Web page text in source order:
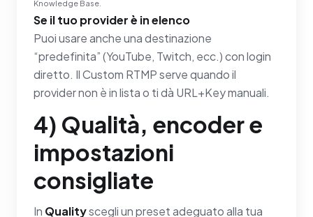
Knowledge Base.
Se il tuo provider è in elenco
Puoi usare anche una destinazione
“predefinita” (YouTube, Twitch, ecc.) con login
diretto. Il Custom RTMP serve quando il
provider non è in lista o ti dà URL+Key manuali.
4) Qualità, encoder e
impostazioni
consigliate
In Qualityscegli un preset adeguato alla tua